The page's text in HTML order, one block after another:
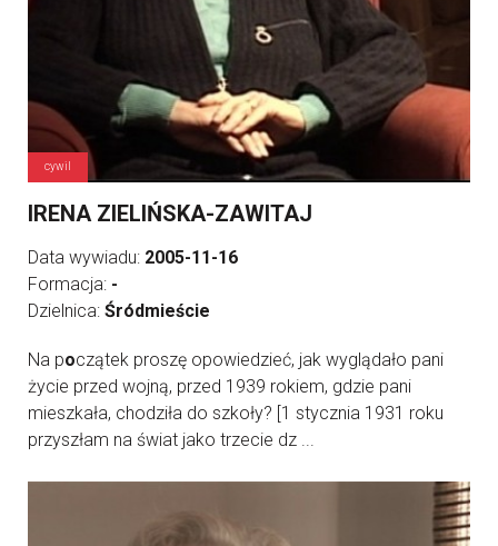
cywil
IRENA ZIELIŃSKA-ZAWITAJ
Data wywiadu: 2005-11-16
Formacja: -
Dzielnica: Śródmieście
Na początek proszę opowiedzieć, jak wyglądało pani
życie przed wojną, przed 1939 rokiem, gdzie pani
mieszkała, chodziła do szkoły? [1 stycznia 1931 roku
przyszłam na świat jako trzecie dz ...